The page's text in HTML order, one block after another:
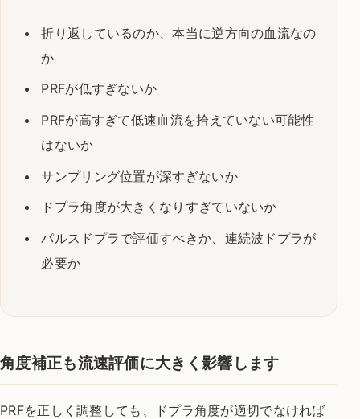
折り返しているのか、本当に逆方向の血流なの
か
PRFが低すぎないか
PRFが高すぎて低速血流を拾えていない可能性
はないか
サンプリング位置が深すぎないか
ドプラ角度が大きくなりすぎていないか
パルスドプラで評価すべきか、連続波ドプラが
必要か
角度補正も流速評価に大きく影響します
PRFを正しく調整しても、ドプラ角度が適切でなければ